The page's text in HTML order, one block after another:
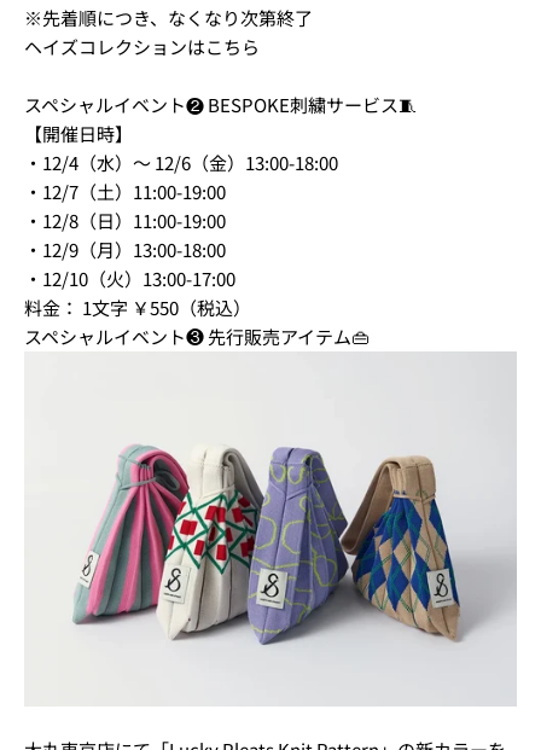
※先着順につき、なくなり次第終了
ヘイズコレクションはこちら
スペシャルイベント❷ BESPOKE刺繍サービス🧵
【開催日時】
・12/4（水）～ 12/6（金）13:00-18:00
・12/7（土）11:00-19:00
・12/8（日）11:00-19:00
・12/9（月）13:00-18:00
・12/10（火）13:00-17:00
料金： 1文字 ￥550（税込）
スペシャルイベント❸ 先行販売アイテム👜